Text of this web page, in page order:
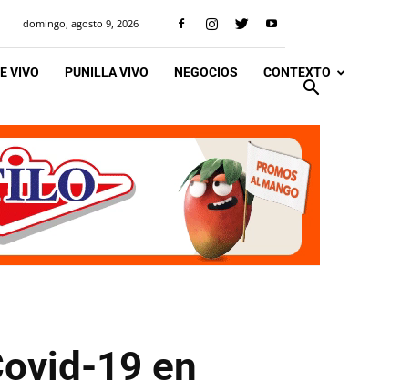
domingo, agosto 9, 2026
VIVO PUNILLA VIVO NEGOCIOS CONTEXTO
19 en